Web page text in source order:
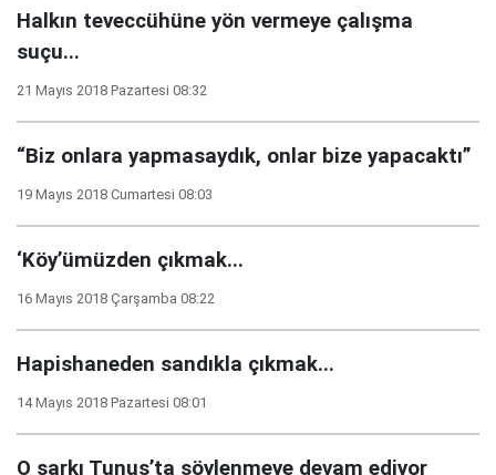
Halkın teveccühüne yön vermeye çalışma
suçu...
21 Mayıs 2018 Pazartesi 08:32
“Biz onlara yapmasaydık, onlar bize yapacaktı”
19 Mayıs 2018 Cumartesi 08:03
‘Köy’ümüzden çıkmak...
16 Mayıs 2018 Çarşamba 08:22
Hapishaneden sandıkla çıkmak...
14 Mayıs 2018 Pazartesi 08:01
O şarkı Tunus’ta söylenmeye devam ediyor